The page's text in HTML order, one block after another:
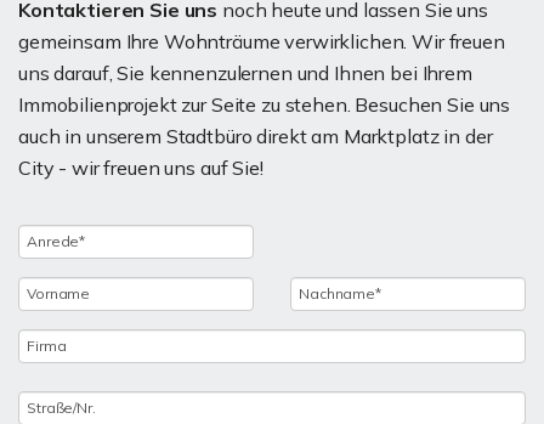
Kontaktieren Sie uns noch heute und lassen Sie uns
gemeinsam Ihre Wohnträume verwirklichen. Wir freuen
uns darauf, Sie kennenzulernen und Ihnen bei Ihrem
Immobilienprojekt zur Seite zu stehen. Besuchen Sie uns
auch in unserem Stadtbüro direkt am Marktplatz in der
City - wir freuen uns auf Sie!